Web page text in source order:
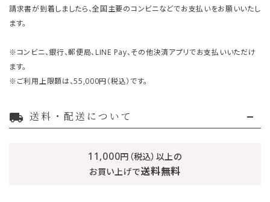
請求書が到着しましたら、全国主要のコンビニなどでお支払いをお願いいたし
ます。
※コンビニ、銀行、郵便局、LINE Pay、その他決済アプリでお支払いいただけ
ます。
※ご利用上限額は、55,000円（税込）です。
local_shipping 送料・配送について
11,000円（税込）以上の
お買い上げで送料無料